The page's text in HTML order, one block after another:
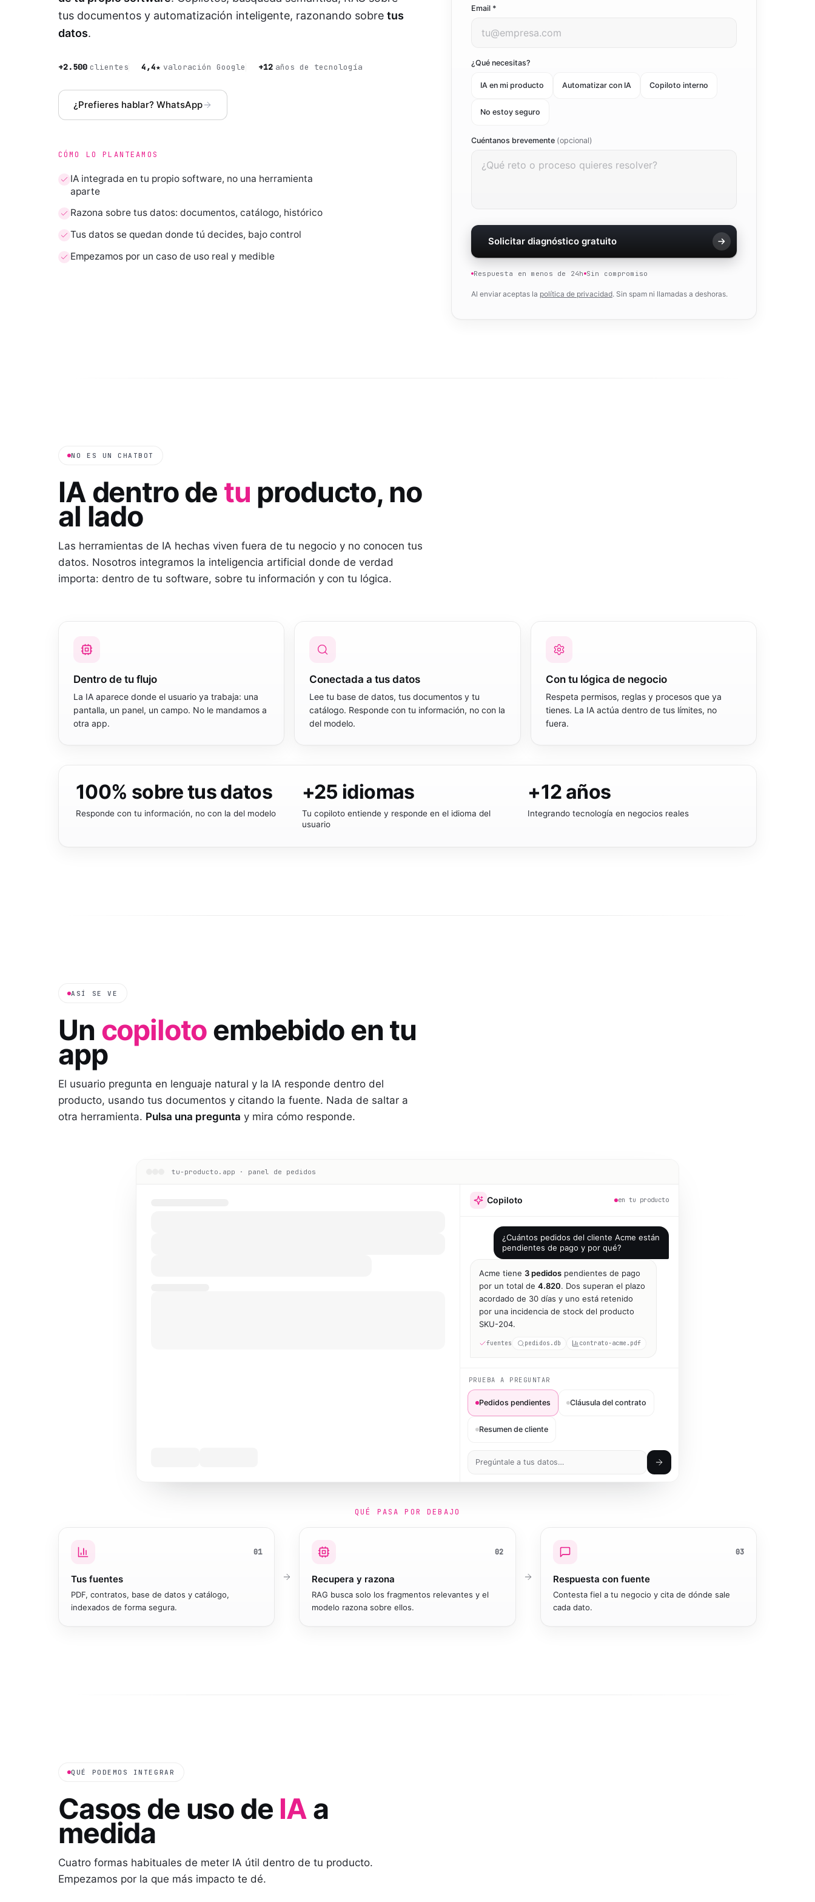
Ver todo el marketing digital
tus documentos y automatización inteligente, razonando sobre tus
datos.
+2.500 clientes 4,4★ valoración Google +12 años de tecnología
¿Prefieres hablar? WhatsApp
CÓMO LO PLANTEAMOS
IA integrada en tu propio software, no una herramienta
aparte
Razona sobre tus datos: documentos, catálogo, histórico
Tus datos se quedan donde tú decides, bajo control
Empezamos por un caso de uso real y medible
Email *
¿Qué necesitas?
IA en mi producto Automatizar con IA Copiloto interno
No estoy seguro
Cuéntanos brevemente (opcional)
Solicitar diagnóstico gratuito
Respuesta en menos de 24h Sin compromiso
Al enviar aceptas la política de privacidad. Sin spam ni llamadas a deshoras.
NO ES UN CHATBOT
IA dentro de tu producto, no
al lado
Las herramientas de IA hechas viven fuera de tu negocio y no conocen tus
datos. Nosotros integramos la inteligencia artificial donde de verdad
importa: dentro de tu software, sobre tu información y con tu lógica.
Dentro de tu flujo
La IA aparece donde el usuario ya trabaja: una
pantalla, un panel, un campo. No le mandamos a
otra app.
Conectada a tus datos
Lee tu base de datos, tus documentos y tu
catálogo. Responde con tu información, no con la
del modelo.
Con tu lógica de negocio
Respeta permisos, reglas y procesos que ya
tienes. La IA actúa dentro de tus límites, no
fuera.
100% sobre tus datos
Responde con tu información, no con la del modelo
+25 idiomas
Tu copiloto entiende y responde en el idioma del
usuario
+12 años
Integrando tecnología en negocios reales
ASÍ SE VE
Un copilotoembebido en tu
app
El usuario pregunta en lenguaje natural y la IA responde dentro del
producto, usando tus documentos y citando la fuente. Nada de saltar a
otra herramienta. Pulsa una pregunta y mira cómo responde.
tu-producto.app · panel de pedidos
Copiloto en tu producto
¿Cuántos pedidos del cliente Acme están
pendientes de pago y por qué?
Acme tiene 3 pedidos pendientes de pago
por un total de 4.820. Dos superan el plazo
acordado de 30 días y uno está retenido
por una incidencia de stock del producto
SKU-204.
fuentes pedidos.db contrato-acme.pdf
PRUEBA A PREGUNTAR
Pedidos pendientes Cláusula del contrato
Resumen de cliente
Pregúntale a tus datos…
QUÉ PASA POR DEBAJO
01
Tus fuentes
PDF, contratos, base de datos y catálogo,
indexados de forma segura.
02
Recupera y razona
RAG busca solo los fragmentos relevantes y el
modelo razona sobre ellos.
03
Respuesta con fuente
Contesta fiel a tu negocio y cita de dónde sale
cada dato.
QUÉ PODEMOS INTEGRAR
Casos de uso de IA a
medida
Cuatro formas habituales de meter IA útil dentro de tu producto.
Empezamos por la que más impacto te dé.